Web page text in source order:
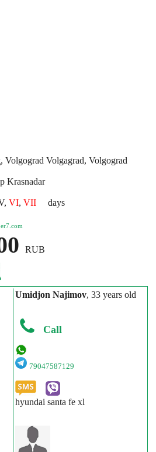
Volgograd Volgagrad, Volgograd
Krasnadar
VI, VII days
RUB
Umidjon Najimov, 33 years old
Call
79047587129
hyundai santa fe xl